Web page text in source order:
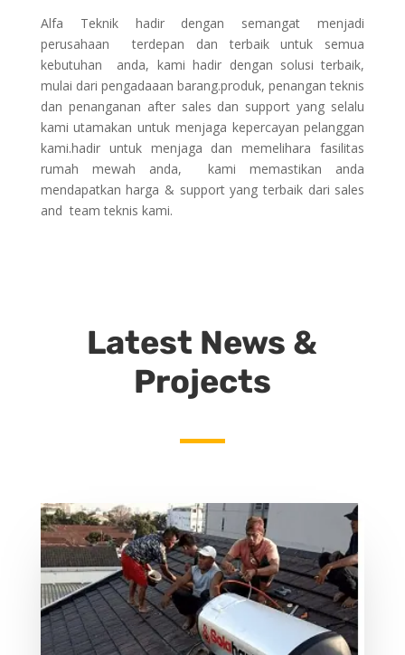
Alfa Teknik hadir dengan semangat menjadi
perusahaan terdepan dan terbaik untuk semua
kebutuhan anda, kami hadir dengan solusi terbaik,
mulai dari pengadaaan barang.produk, penangan teknis
dan penanganan after sales dan support yang selalu
kami utamakan untuk menjaga kepercayan pelanggan
kami.hadir untuk menjaga dan memelihara fasilitas
rumah mewah anda, kami memastikan anda
mendapatkan harga & support yang terbaik dari sales
and team teknis kami.
Latest News &
Projects